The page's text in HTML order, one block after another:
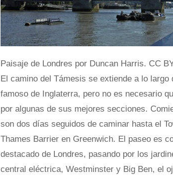
Paisaje de Londres por Duncan Harris. CC
El camino del Támesis se extiende a lo
famoso de Inglaterra, pero no es necesario
por algunas de sus mejores secciones.
son dos días seguidos de caminar hasta el
Thames Barrier en Greenwich. El paseo es
destacado de Londres, pasando por los
central eléctrica, Westminster y Big Ben, el